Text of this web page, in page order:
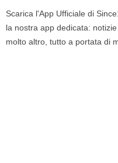
Scarica l'App Ufficiale di
la nostra app dedicata:
molto altro, tutto a portata di